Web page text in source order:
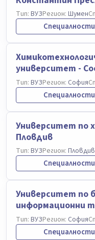
Тип: ВУЗРегион: Шумен
Специалности
университет -
Тип: ВУЗРегион: София
Специалности
Университет по
Пловдив
Тип: ВУЗРегион: Пловдив
Специалности
Университет по
информационни
Тип: ВУЗРегион: София
Специалности